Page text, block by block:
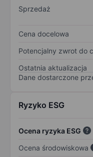
Sprzedaż
Cena docelowa
Potencjalny zwrot do
Ostatnia aktualizacja
Dane dostarczone
Ryzyko ESG
Ocena ryzyka ESG
Ocena środowiskowa